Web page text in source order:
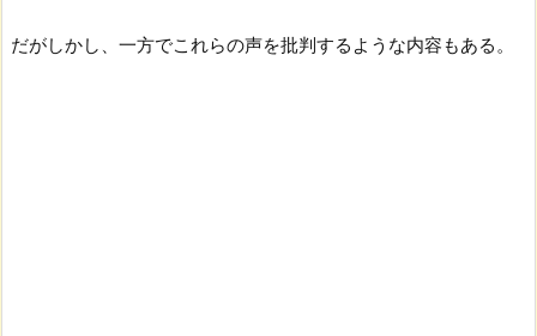
だがしかし、一方でこれらの声を批判するような内容もある。